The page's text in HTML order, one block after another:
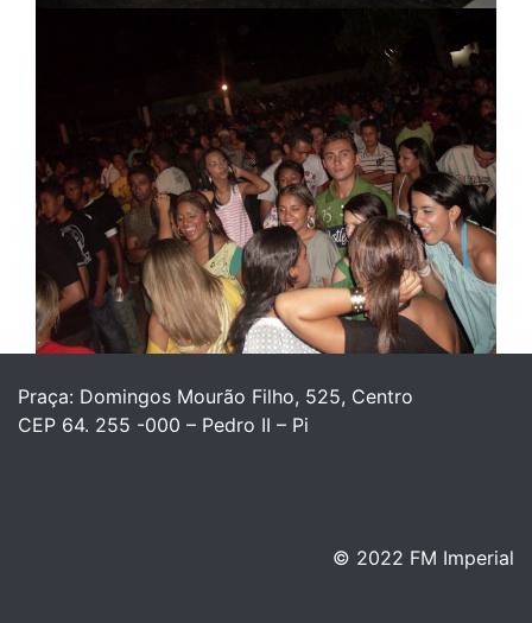
Praça: Domingos Mourão Filho, 525, Centro
CEP 64. 255 -000 – Pedro II – Pi
© 2022 FM Imperial